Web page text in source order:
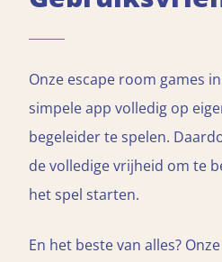
Onze escape room games
simpele app volledig op
begeleider te spelen.
de volledige vrijheid om te
het spel starten.
En het beste van alles?